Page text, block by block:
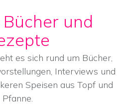
und
es sich rund um Bücher,
Interviews und
Speisen aus Topf und
Pfanne.